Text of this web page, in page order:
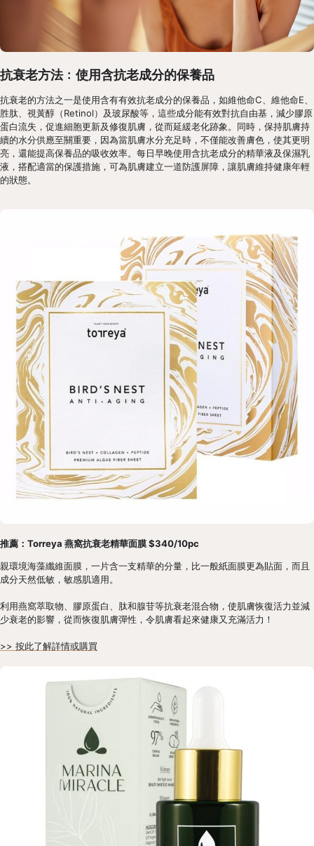
抗衰老方法﹕使用含抗老成分的保養品
抗衰老的方法之一是使用含有有效抗老成分的保養品，如維他命C、維他命E、
胜肽、視黃醇（Retinol）及玻尿酸等，這些成分能有效對抗自由基，減少膠原
蛋白流失，促進細胞更新及修復肌膚，從而延緩老化跡象。同時，保持肌膚持
續的水分供應至關重要，因為當肌膚水分充足時，不僅能改善膚色，使其更明
亮，還能提高保養品的吸收效率。每日早晚使用含抗老成分的精華液及保濕乳
液，搭配適當的保護措施，可為肌膚建立一道防護屏障，讓肌膚維持健康年輕
的狀態。
推薦：Torreya 燕窩抗衰老精華面膜 $340/10pc
親環境海藻纖維面膜，一片含一支精華的分量，比一般紙面膜更為貼面，而且
成分天然低敏，敏感肌適用。
利用燕窩萃取物、膠原蛋白、肽和腺苷等抗衰老混合物，使肌膚恢復活力並減
少衰老的影響，從而恢復肌膚彈性，令肌膚看起來健康又充滿活力！
>> 按此了解詳情或購買